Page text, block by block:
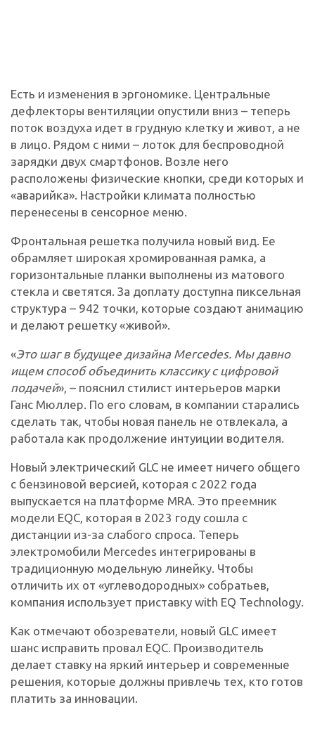
Есть и изменения в эргономике. Центральные
дефлекторы вентиляции опустили вниз – теперь
поток воздуха идет в грудную клетку и живот, а не
в лицо. Рядом с ними – лоток для беспроводной
зарядки двух смартфонов. Возле него
расположены физические кнопки, среди которых и
«аварийка». Настройки климата полностью
перенесены в сенсорное меню.
Фронтальная решетка получила новый вид. Ее
обрамляет широкая хромированная рамка, а
горизонтальные планки выполнены из матового
стекла и светятся. За доплату доступна пиксельная
структура – 942 точки, которые создают анимацию
и делают решетку «живой».
«Это шаг в будущее дизайна Mercedes. Мы давно
ищем способ объединить классику с цифровой
подачей», – пояснил стилист интерьеров марки
Ганс Мюллер. По его словам, в компании старались
сделать так, чтобы новая панель не отвлекала, а
работала как продолжение интуиции водителя.
Новый электрический GLC не имеет ничего общего
с бензиновой версией, которая с 2022 года
выпускается на платформе MRA. Это преемник
модели EQC, которая в 2023 году сошла с
дистанции из-за слабого спроса. Теперь
электромобили Mercedes интегрированы в
традиционную модельную линейку. Чтобы
отличить их от «углеводородных» собратьев,
компания использует приставку with EQ Technology.
Как отмечают обозреватели, новый GLC имеет
шанс исправить провал EQC. Производитель
делает ставку на яркий интерьер и современные
решения, которые должны привлечь тех, кто готов
платить за инновации.